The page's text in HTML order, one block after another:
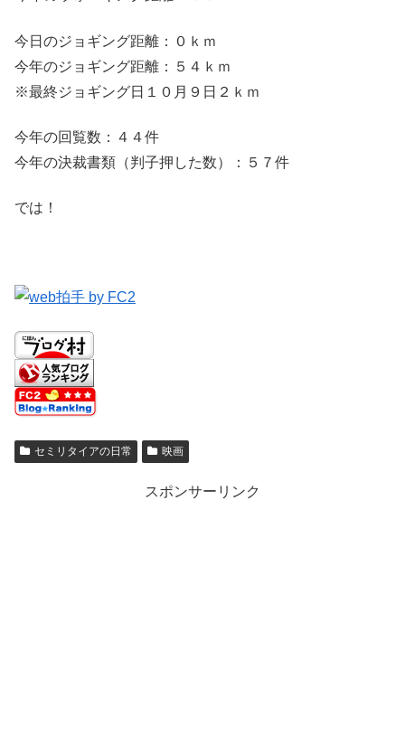
今日のジョギング距離：０ｋｍ
今年のジョギング距離：５４ｋｍ
※最終ジョギング日１０月９日２ｋｍ
今年の回覧数：４４件
今年の決裁書類（判子押した数）：５７件
では！
セミリタイアの日常 映画
スポンサーリンク